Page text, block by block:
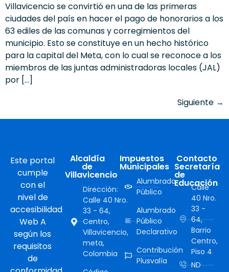
Villavicencio se convirtió en una de las primeras
ciudades del país en hacer el pago de honorarios a los
63 ediles de las comunas y corregimientos del
municipio. Esto se constituye en un hecho histórico
para la capital del Meta, con lo cual se reconoce a los
miembros de las juntas administradoras locales (JAL)
por […]
Siguiente →
Este portal
cumple
con el
nivel de
accesibilidad
Web A
según los
requisitos
de
Alcaldía
de
Villavicencio
Dirección:
Calle 40 Nro.
33 - 64,
Centro,
Villavicencio,
meta,
Colombia
Impuestos
Municipales
Alumbrado
Público
Alumbrado
Público
Declarativo
Contribución
Plusvalía
Contacto
Secretaría
de
Educación
Calle
40 Nro.
33 -
64,
Barrio
Centro,
Piso 4
ND